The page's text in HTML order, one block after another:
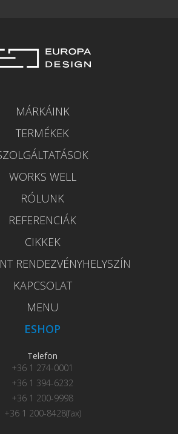
MÁRKÁINK
TERMÉKEK
WORKS WELL
RÓLUNK
REFERENCIÁK
CIKKEK
RENDEZVÉNYHELYSZÍN
KAPCSOLAT
MENU
ESHOP
Telefon
+36 1 274-0001
+36 1 394-6232
+36 1 200-9998
+36 1 200-8428(fax)